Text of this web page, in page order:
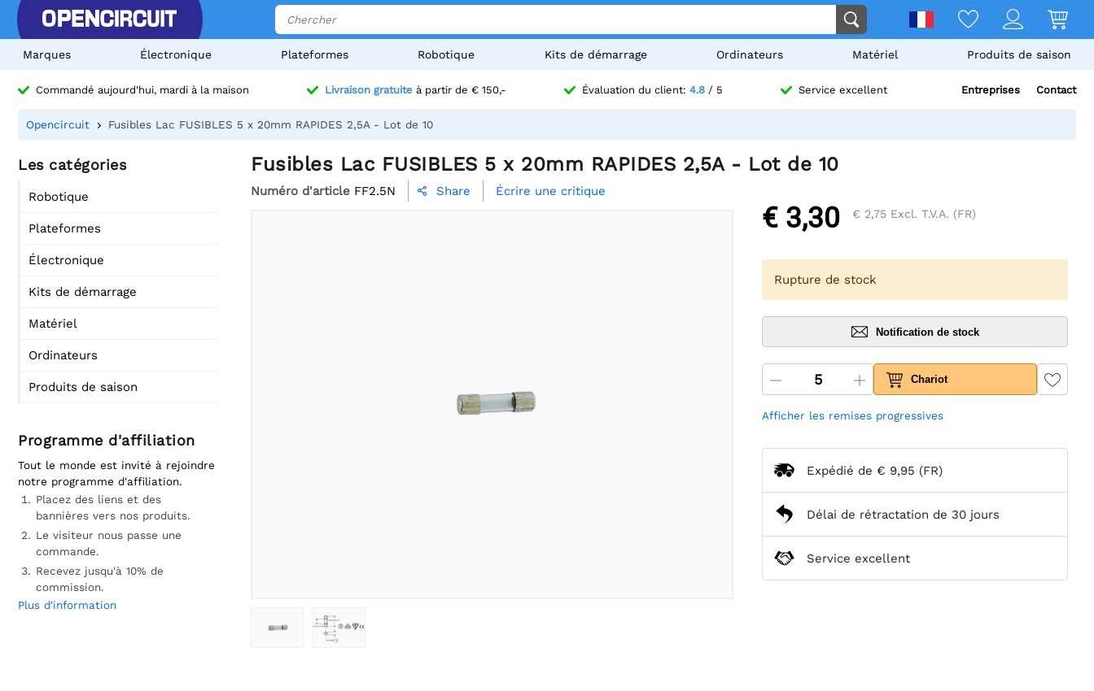
Marques Électronique Plateformes Robotique Kits de démarrage Ordinateurs Matériel Produits de saison
Commandé aujourd'hui, mardi à la maison Livraison gratuite à partir de € 150,- Évaluation du client: 4.8 / 5 Service excellent Entreprises Contact
Opencircuit Fusibles Lac FUSIBLES 5 x 20mm RAPIDES 2,5A - Lot de 10
Les catégories
Robotique
Plateformes
Électronique
Kits de démarrage
Matériel
Ordinateurs
Produits de saison
Programme d'affiliation
Tout le monde est invité à rejoindre
notre programme d'affiliation.
Placez des liens et des
bannières vers nos produits.
Le visiteur nous passe une
commande.
Recevez jusqu'à 10% de
commission.
Plus d'information
Fusibles Lac FUSIBLES 5 x 20mm RAPIDES 2,5A - Lot de 10
Numéro d'article FF2.5N  Share Écrire une critique
€ 3,30 € 2,75 Excl. T.V.A. (FR)
Rupture de stock
Notification de stock
Chariot
Afficher les remises progressives
Expédié de € 9,95 (FR)
Délai de rétractation de 30 jours
Service excellent